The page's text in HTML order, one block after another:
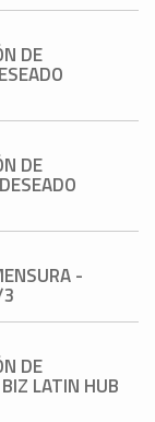
DE
DE
-
DE
LATIN HUB